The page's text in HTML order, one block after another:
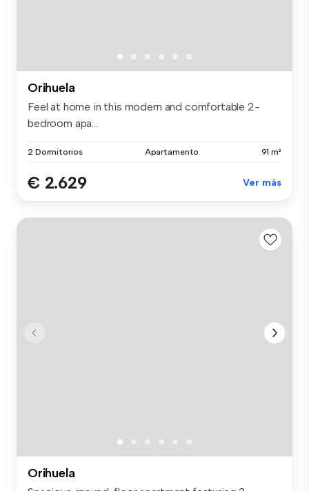
Orihuela
Feel at home in this modern and comfortable 2-
bedroom apa...
2 Dormitorios Apartamento 91 m²
€ 2.629 Ver más
Orihuela